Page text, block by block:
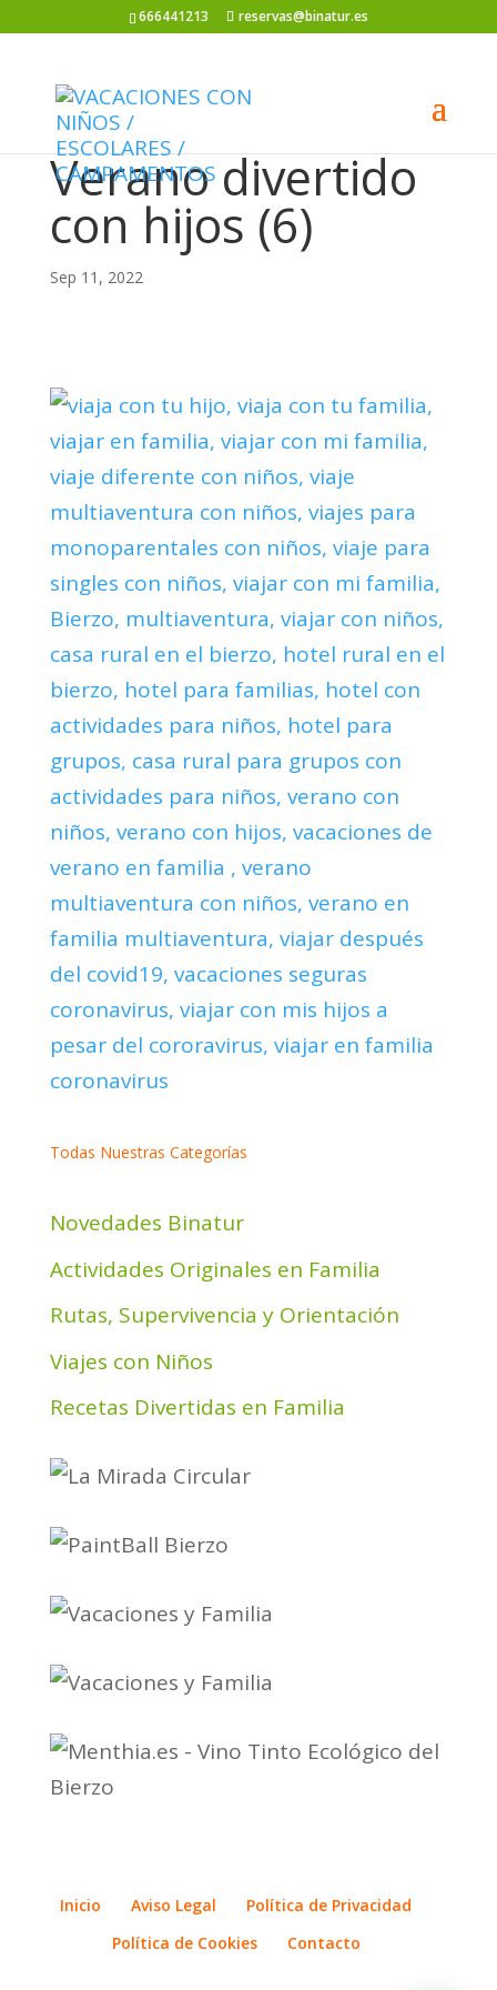
666441213 reservas@binatur.es
Verano divertido
con hijos (6)
Sep 11, 2022
Todas Nuestras Categorías
Novedades Binatur
Actividades Originales en Familia
Rutas, Supervivencia y Orientación
Viajes con Niños
Recetas Divertidas en Familia
Inicio Aviso Legal
Política de Privacidad
Política de Cookies
Contacto